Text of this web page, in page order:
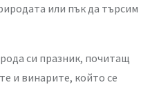
или пък да търсим
си празник, почитащ
и винарите, който се